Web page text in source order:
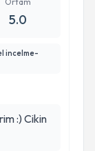
çok
5.0
incelme-
:) Cikin